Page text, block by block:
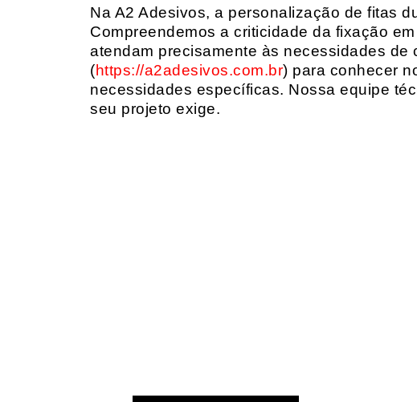
Na A2 Adesivos, a personalização de fitas
Compreendemos a criticidade da fixação
atendam precisamente às necessidades
(https://a2adesivos.com.br) para conhecer
necessidades específicas. Nossa equipe
seu projeto exige.